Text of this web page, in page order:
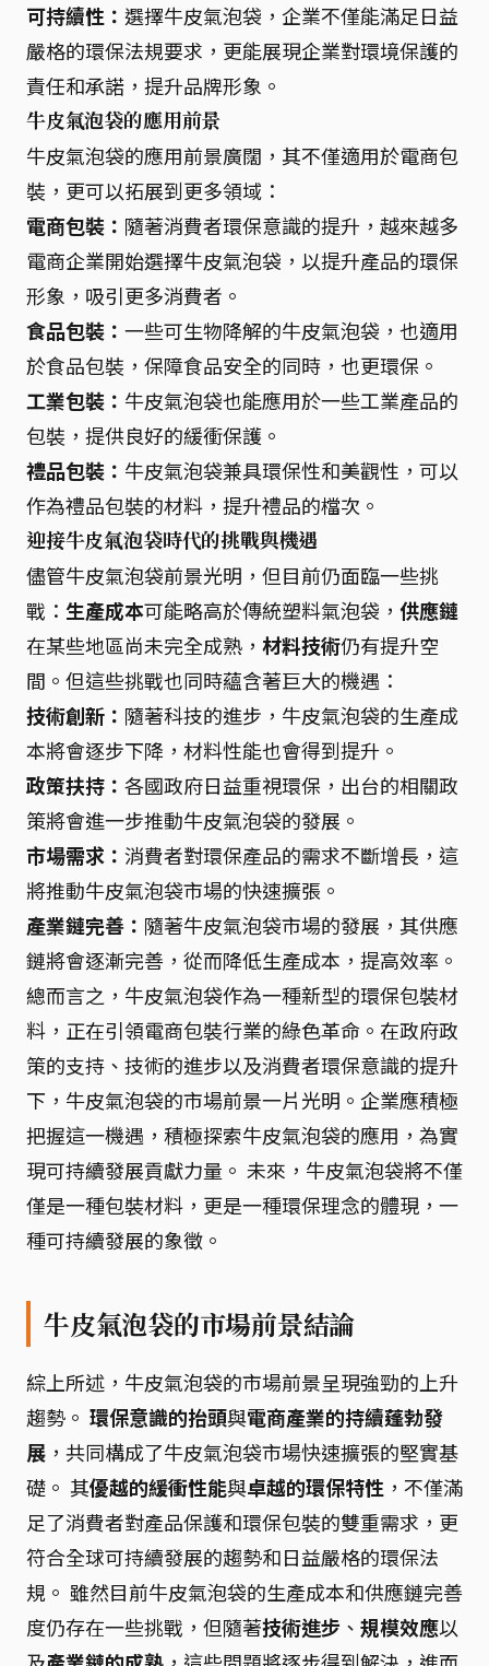
可持續性： 選擇牛皮氣泡袋，企業不僅能滿足日益
嚴格的環保法規要求，更能展現企業對環境保護的
責任和承諾，提升品牌形象。
牛皮氣泡袋的應用前景
牛皮氣泡袋的應用前景廣闊，其不僅適用於電商包
裝，更可以拓展到更多領域：
電商包裝： 隨著消費者環保意識的提升，越來越多
電商企業開始選擇牛皮氣泡袋，以提升產品的環保
形象，吸引更多消費者。
食品包裝： 一些可生物降解的牛皮氣泡袋，也適用
於食品包裝，保障食品安全的同時，也更環保。
工業包裝： 牛皮氣泡袋也能應用於一些工業產品的
包裝，提供良好的緩衝保護。
禮品包裝： 牛皮氣泡袋兼具環保性和美觀性，可以
作為禮品包裝的材料，提升禮品的檔次。
迎接牛皮氣泡袋時代的挑戰與機遇
儘管牛皮氣泡袋前景光明，但目前仍面臨一些挑
戰： 生產成本可能略高於傳統塑料氣泡袋， 供應鏈
在某些地區尚未完全成熟， 材料技術仍有提升空
間。但這些挑戰也同時蘊含著巨大的機遇：
技術創新： 隨著科技的進步，牛皮氣泡袋的生產成
本將會逐步下降，材料性能也會得到提升。
政策扶持： 各國政府日益重視環保，出台的相關政
策將會進一步推動牛皮氣泡袋的發展。
市場需求： 消費者對環保產品的需求不斷增長，這
將推動牛皮氣泡袋市場的快速擴張。
產業鏈完善： 隨著牛皮氣泡袋市場的發展，其供應
鏈將會逐漸完善，從而降低生產成本，提高效率。
總而言之，牛皮氣泡袋作為一種新型的環保包裝材
料，正在引領電商包裝行業的綠色革命。在政府政
策的支持、技術的進步以及消費者環保意識的提升
下，牛皮氣泡袋的市場前景一片光明。企業應積極
把握這一機遇，積極探索牛皮氣泡袋的應用，為實
現可持續發展貢獻力量。 未來，牛皮氣泡袋將不僅
僅是一種包裝材料，更是一種環保理念的體現，一
種可持續發展的象徵。
牛皮氣泡袋的市場前景結論
綜上所述，牛皮氣泡袋的市場前景呈現強勁的上升
趨勢。 環保意識的抬頭與電商產業的持續蓬勃發
展 ，共同構成了牛皮氣泡袋市場快速擴張的堅實基
礎。 其優越的緩衝性能與卓越的環保特性 ，不僅滿
足了消費者對產品保護和環保包裝的雙重需求，更
符合全球可持續發展的趨勢和日益嚴格的環保法
規。 雖然目前牛皮氣泡袋的生產成本和供應鏈完善
度仍存在一些挑戰，但隨著技術進步 、 規模效應以